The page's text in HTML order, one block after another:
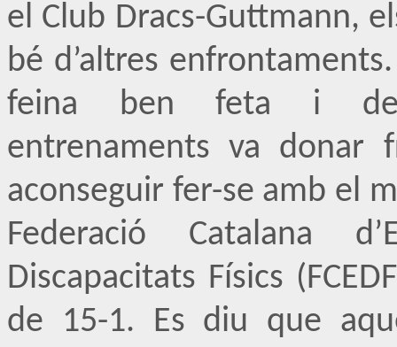
el Club Dracs-Guttmann,
bé d’altres
feina ben feta i de
entrenaments va donar
aconseguir fer-se amb el
Federació Catalana
Discapacitats Físics
de 15-1. Es diu que